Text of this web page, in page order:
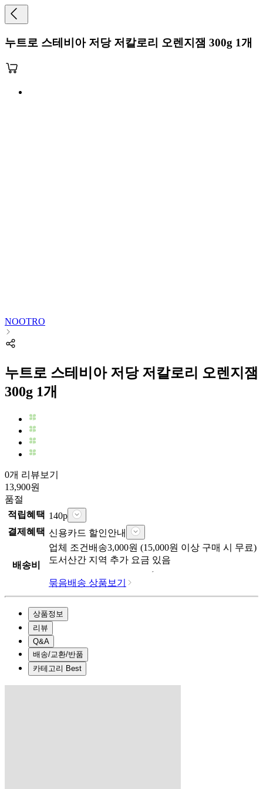
누트로 스테비아 저당 저칼로리 오렌지잼 300g 1개
NOOTRO
누트로 스테비아 저당 저칼로리 오렌지잼
300g 1개
0개 리뷰보기
13,900원
품절
적립혜택 140p
결제혜택 신용카드 할인안내
배송비
업체 조건배송3,000원 (15,000원 이상 구매 시 무료)
도서산간 지역 추가 요금 있음
묶음배송 상품보기
상품정보
리뷰
Q&A
배송/교환/반품
카테고리 Best